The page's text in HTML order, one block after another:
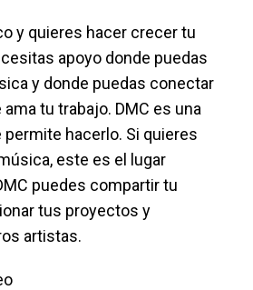
y quieres hacer crecer tu
apoyo donde puedas
y donde puedas conectar
tu trabajo. DMC es una
permite hacerlo. Si quieres
este es el lugar
puedes compartir tu
tus proyectos y
artistas.